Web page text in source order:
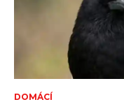
DOMÁCÍ